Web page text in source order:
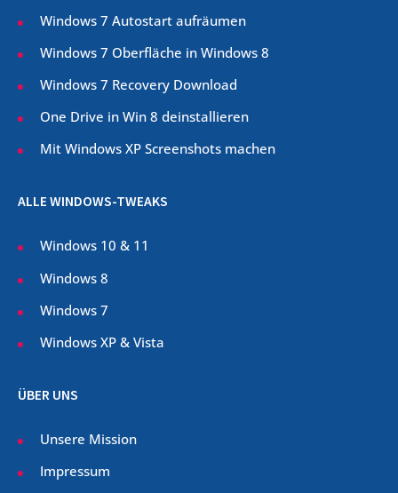
Windows 7 Autostart aufräumen
Windows 7 Oberfläche in Windows 8
Windows 7 Recovery Download
One Drive in Win 8 deinstallieren
Mit Windows XP Screenshots machen
ALLE WINDOWS-TWEAKS
Windows 10 & 11
Windows 8
Windows 7
Windows XP & Vista
ÜBER UNS
Unsere Mission
Impressum